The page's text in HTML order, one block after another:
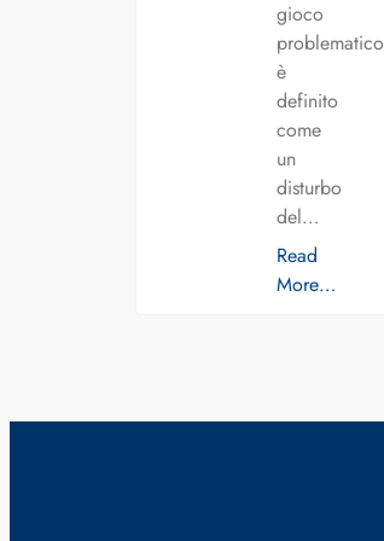
gioco
problematico
è
definito
come
un
disturbo
del…
Read
More…